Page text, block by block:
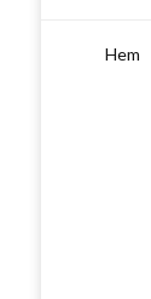
Hem